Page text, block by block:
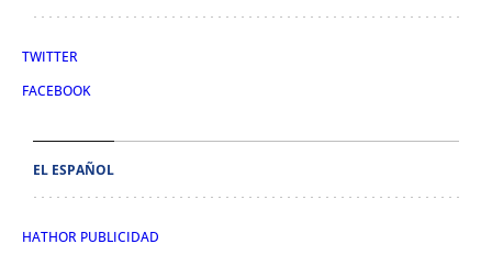
TWITTER
FACEBOOK
EL ESPAÑOL
HATHOR PUBLICIDAD